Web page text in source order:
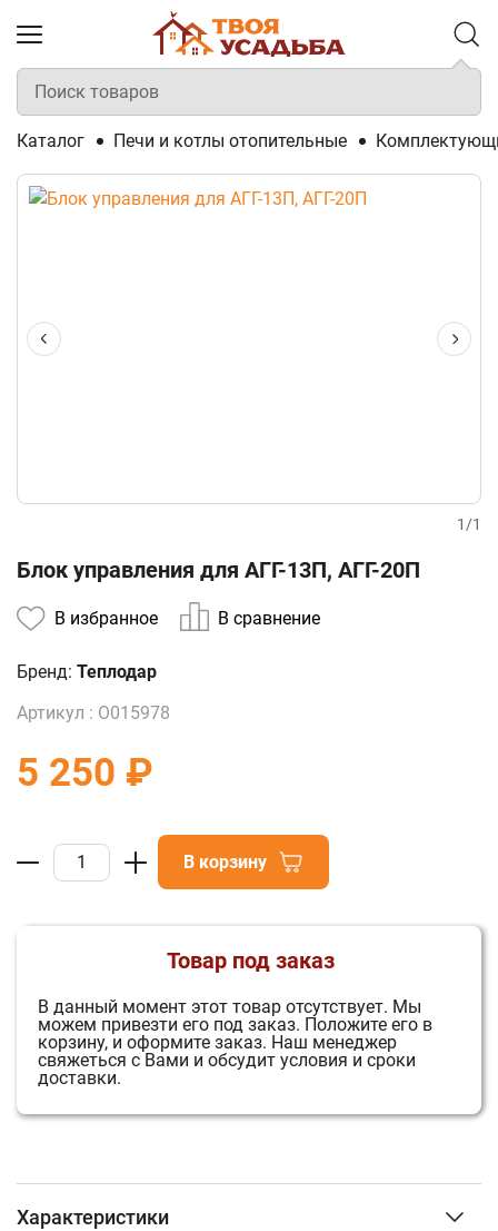
Каталог Печи и котлы отопительные
1/1
Блок управления для АГГ-13П, АГГ-20П
В избранное В сравнение
Бренд: Теплодар
Артикул : О015978
5 250 ₽
В корзину
Товар под заказ
В данный момент этот товар отсутствует. Мы
можем привезти его под заказ. Положите его в
корзину, и оформите заказ. Наш менеджер
свяжеться с Вами и обсудит условия и сроки
доставки.
Характеристики